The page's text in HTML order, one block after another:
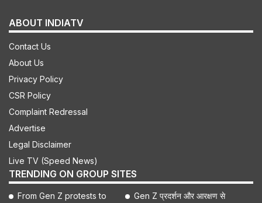
ABOUT INDIATV
Contact Us
About Us
Privacy Policy
CSR Policy
Complaint Redressal
Advertise
Legal Disclaimer
Live TV (Speed News)
TRENDING ON GROUP SITES
From Gen Z protests to
Gen Z प्रदर्शन और आरक्षण से